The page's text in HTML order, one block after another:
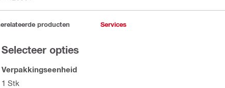
producten Services
Selecteer opties
Verpakkingseenheid
1 Stk